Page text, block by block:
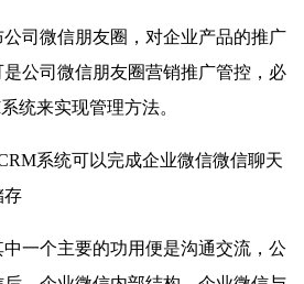
微信朋友圈，对企业产品的推广
公司微信朋友圈营销推广管控，必
统来实现管理方法。
系统可以完成企业微信微信聊天
存
个主要的功用便是沟通交流，公